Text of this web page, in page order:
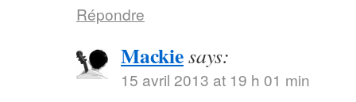
Répondre
Mackiesays:
15 avril 2013 at 19 h 01 min